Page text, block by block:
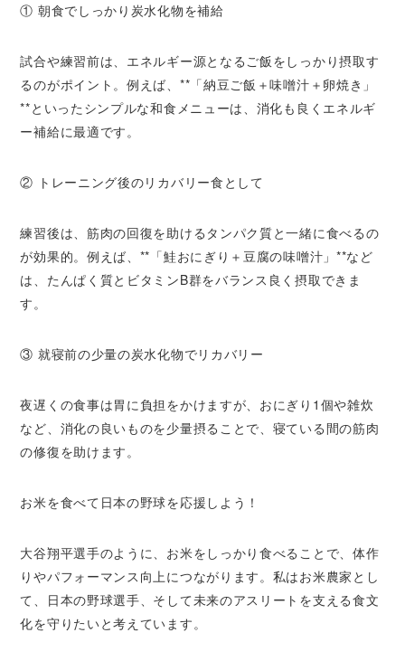
① 朝食でしっかり炭水化物を補給
試合や練習前は、エネルギー源となるご飯をしっかり摂取す
るのがポイント。例えば、**「納豆ご飯＋味噌汁＋卵焼き」
**といったシンプルな和食メニューは、消化も良くエネルギ
ー補給に最適です。
② トレーニング後のリカバリー食として
練習後は、筋肉の回復を助けるタンパク質と一緒に食べるの
が効果的。例えば、**「鮭おにぎり＋豆腐の味噌汁」**など
は、たんぱく質とビタミンB群をバランス良く摂取できま
す。
③ 就寝前の少量の炭水化物でリカバリー
夜遅くの食事は胃に負担をかけますが、おにぎり1個や雑炊
など、消化の良いものを少量摂ることで、寝ている間の筋肉
の修復を助けます。
お米を食べて日本の野球を応援しよう！
大谷翔平選手のように、お米をしっかり食べることで、体作
りやパフォーマンス向上につながります。私はお米農家とし
て、日本の野球選手、そして未来のアスリートを支える食文
化を守りたいと考えています。